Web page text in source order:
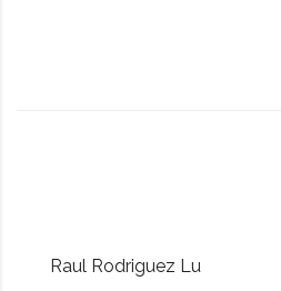
Raul Rodriguez Lu